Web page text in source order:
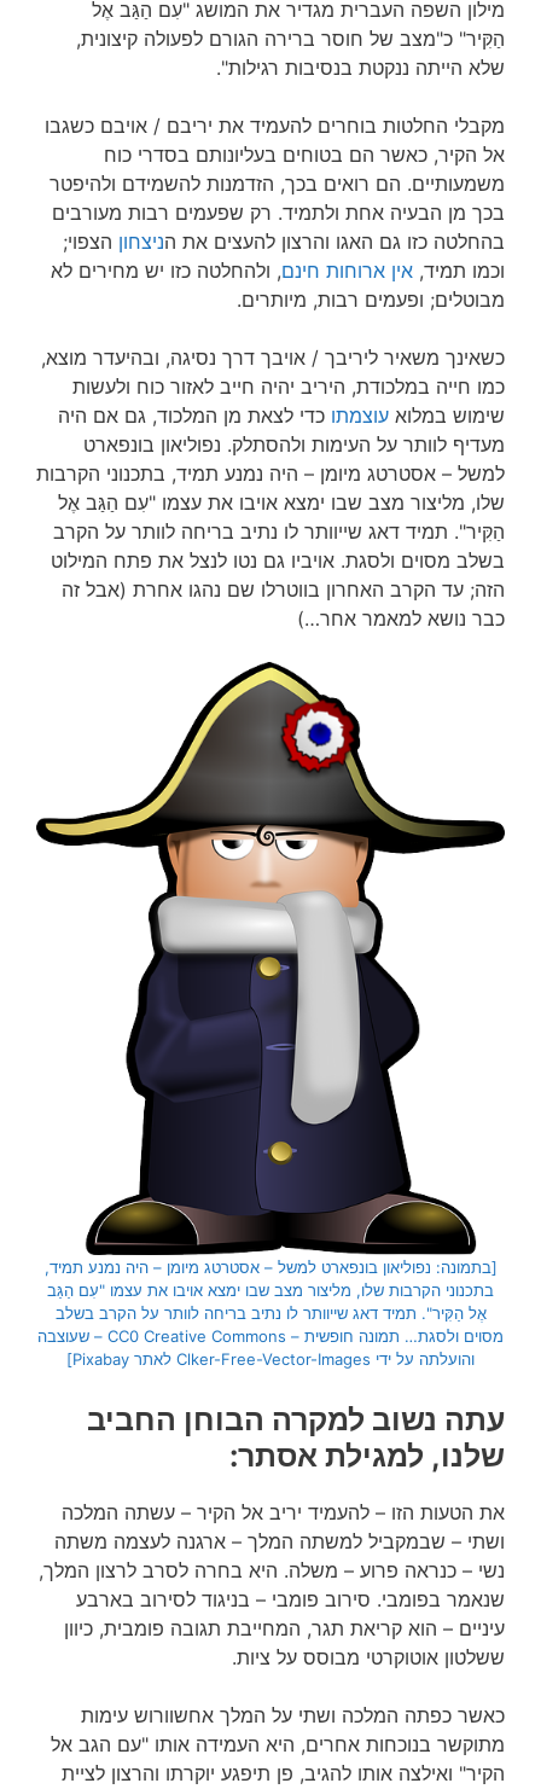
מילון השפה העברית מגדיר את המושג "עִם הַגַּב אֶל
הַקִּיר" כ"מצב של חוסר ברירה הגורם לפעולה קיצונית,
שלא הייתה ננקטת בנסיבות רגילות".
מקבלי החלטות בוחרים להעמיד את יריבם / אויבם כשגבו
אל הקיר, כאשר הם בטוחים בעליונותם בסדרי כוח
משמעותיים. הם רואים בכך, הזדמנות להשמידם ולהיפטר
בכך מן הבעיה אחת ולתמיד. רק שפעמים רבות מעורבים
בהחלטה כזו גם האגו והרצון להעצים את הניצחון הצפוי;
וכמו תמיד, אין ארוחות חינם, ולהחלטה כזו יש מחירים לא
מבוטלים; ופעמים רבות, מיותרים.
כשאינך משאיר ליריבך / אויבך דרך נסיגה, ובהיעדר מוצא,
כמו חייה במלכודת, היריב יהיה חייב לאזור כוח ולעשות
שימוש במלוא עוצמתו כדי לצאת מן המלכוד, גם אם היה
מעדיף לוותר על העימות ולהסתלק. נפוליאון בונפארט
למשל – אסטרטג מיומן – היה נמנע תמיד, בתכנוני הקרבות
שלו, מליצור מצב שבו ימצא אויבו את עצמו "עִם הַגַּב אֶל
הַקִּיר". תמיד דאג שייוותר לו נתיב בריחה לוותר על הקרב
בשלב מסוים ולסגת. אויביו גם נטו לנצל את פתח המילוט
הזה; עד הקרב האחרון בווטרלו שם נהגו אחרת (אבל זה
כבר נושא למאמר אחר…)
[בתמונה: נפוליאון בונפארט למשל – אסטרטג מיומן – היה נמנע תמיד,
בתכנוני הקרבות שלו, מליצור מצב שבו ימצא אויבו את עצמו "עִם הַגַּב
אֶל הַקִּיר". תמיד דאג שייוותר לו נתיב בריחה לוותר על הקרב בשלב
מסוים ולסגת… תמונה חופשית – CC0 Creative Commons – שעוצבה
והועלתה על ידי Clker-Free-Vector-Images לאתר Pixabay]
עתה נשוב למקרה הבוחן החביב
שלנו, למגילת אסתר:
את הטעות הזו – להעמיד יריב אל הקיר – עשתה המלכה
ושתי – שבמקביל למשתה המלך – ארגנה לעצמה משתה
נשי – כנראה פרוע – משלה. היא בחרה לסרב לרצון המלך,
שנאמר בפומבי. סירוב פומבי – בניגוד לסירוב בארבע
עיניים – הוא קריאת תגר, המחייבת תגובה פומבית, כיוון
ששלטון אוטוקרטי מבוסס על ציות.
כאשר כפתה המלכה ושתי על המלך אחשוורוש עימות
מתוקשר בנוכחות אחרים, היא העמידה אותו "עם הגב אל
הקיר" ואילצה אותו להגיב, פן תיפגע יוקרתו והרצון לציית